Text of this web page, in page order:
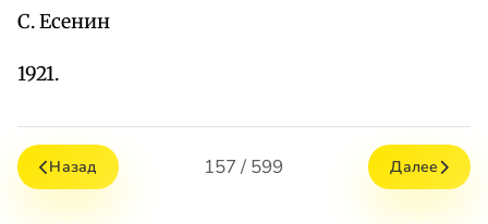
С. Есенин
1921.
Назад 157 / 599 Далее